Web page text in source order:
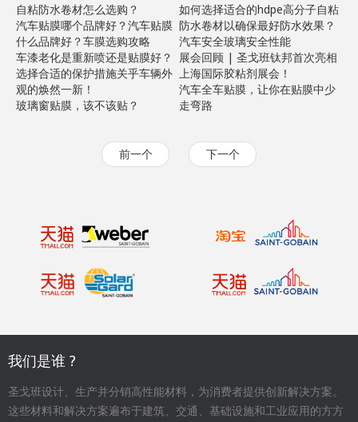
自粘防水卷材怎么选购？
汽车贴膜哪个品牌好？汽车贴膜
什么品牌好？车膜选购攻略
车漆老化是重新喷还是贴膜好？
选择合适的保护措施关乎车辆外
观的焕然一新！
玻璃窗贴膜，该不该贴？
如何选择适合的hdpe高分子自粘
防水卷材以确保最好防水效果？
汽车安全玻璃安全性能
展会回顾 | 圣戈班钛邦首次亮相
上海国际胶粘剂展会！
汽车全车贴膜，让你在贴膜中少
走弯路
前一个 下一个
我们是谁 ?
圣戈班设计、生产并分销高性能材料，为消费者提供创新解决方案。
这些材料和解决方案遍布于建筑、交通、基础设施和工业应用的方方